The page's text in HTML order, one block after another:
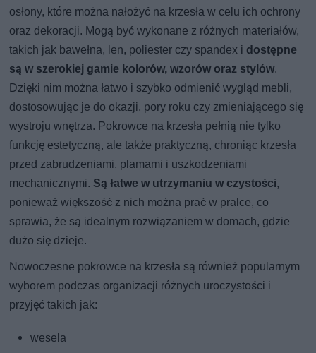
osłony, które można nałożyć na krzesła w celu ich ochrony
oraz dekoracji. Mogą być wykonane z różnych materiałów,
takich jak bawełna, len, poliester czy spandex i dostępne
są w szerokiej gamie kolorów, wzorów oraz stylów.
Dzięki nim można łatwo i szybko odmienić wygląd mebli,
dostosowując je do okazji, pory roku czy zmieniającego się
wystroju wnętrza. Pokrowce na krzesła pełnią nie tylko
funkcję estetyczną, ale także praktyczną, chroniąc krzesła
przed zabrudzeniami, plamami i uszkodzeniami
mechanicznymi. Są łatwe w utrzymaniu w czystości,
ponieważ większość z nich można prać w pralce, co
sprawia, że są idealnym rozwiązaniem w domach, gdzie
dużo się dzieje.
Nowoczesne pokrowce na krzesła są również popularnym
wyborem podczas organizacji różnych uroczystości i
przyjęć takich jak:
wesela